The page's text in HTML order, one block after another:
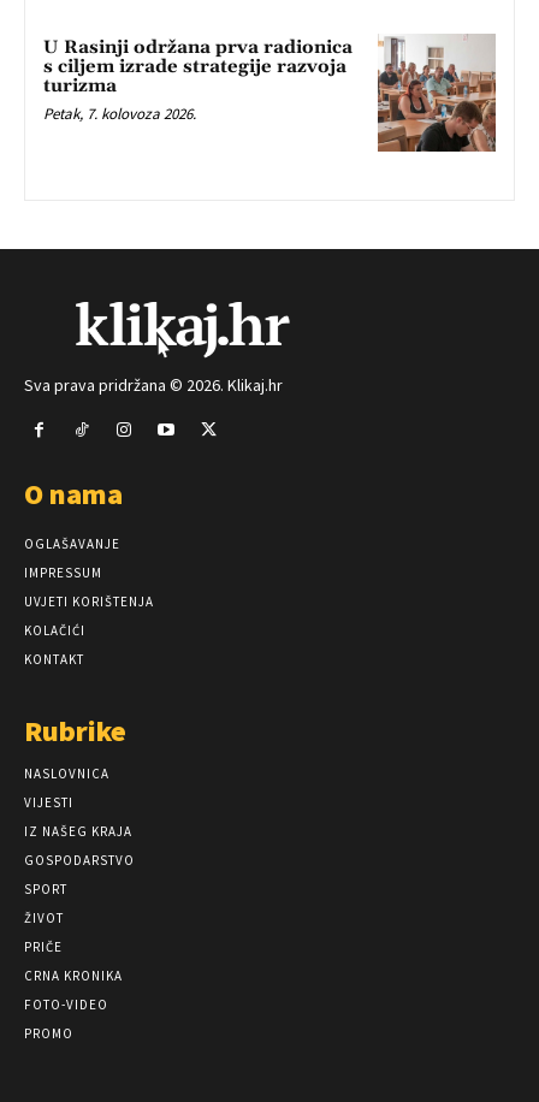
U Rasinji održana prva radionica
s ciljem izrade strategije razvoja
turizma
Petak, 7. kolovoza 2026.
Sva prava pridržana © 2026. Klikaj.hr
O nama
OGLAŠAVANJE
IMPRESSUM
UVJETI KORIŠTENJA
KOLAČIĆI
KONTAKT
Rubrike
NASLOVNICA
VIJESTI
IZ NAŠEG KRAJA
GOSPODARSTVO
SPORT
ŽIVOT
PRIČE
CRNA KRONIKA
FOTO-VIDEO
PROMO